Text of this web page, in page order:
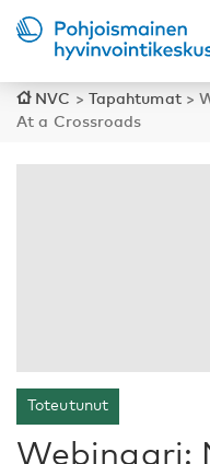
NVC > Tapahtumat>
At a Crossroads
Toteutunut
Webinaari: